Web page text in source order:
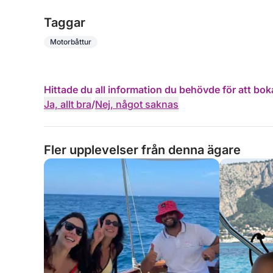
Taggar
Motorbåttur
Hittade du all information du behövde för att
Ja, allt bra/Nej, något saknas
Fler upplevelser från denna ägare